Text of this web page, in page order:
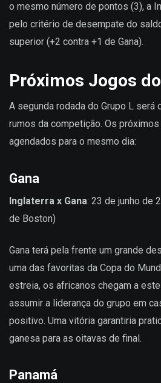
o mesmo número de pontos (3), a
pelo critério de desempate do
superior (+2 contra +1 de Gana).
Próximos Jogos
A segunda rodada do Grupo L será
rumos da competição. Os
agendados para o mesmo dia:
Gana
Inglaterra x Gana: 23 de junho de
de Boston)
Gana terá pela frente um grande
uma das favoritas da Copa do
estreia, os africanos chegam a
assumir a liderança do grupo em
positivo. Uma vitória garantiria
ganesa para as oitavas de final.
Panamá